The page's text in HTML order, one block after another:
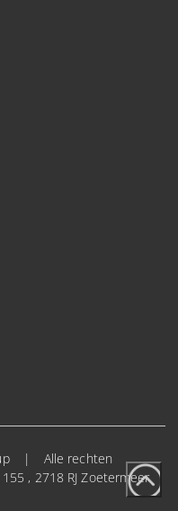
|
Alle rechten
, 2718 RJ Zoetermeer